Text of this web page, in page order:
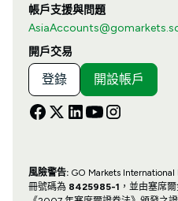
帳戶支援與問題
開戶交易
登錄 開設帳戶
風險警告:GO Markets
冊號碼為 8425985-1 ，並由塞席